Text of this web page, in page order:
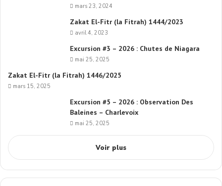
mars 23, 2024
Zakat El-Fitr (la Fitrah) 1444/2023
avril 4, 2023
Excursion #3 – 2026 : Chutes de Niagara
mai 25, 2025
Zakat El-Fitr (la Fitrah) 1446/2025
mars 15, 2025
Excursion #5 – 2026 : Observation Des
Baleines – Charlevoix
mai 25, 2025
Voir plus